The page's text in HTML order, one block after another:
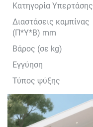
Κατηγορία Υπερτάσης
Διαστάσεις καμπίνας
(Π*Υ*Β) mm
Βάρος (σε kg)
Εγγύηση
Τύπος ψύξης